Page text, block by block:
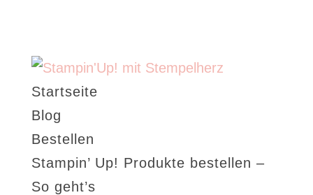
Startseite
Blog
Bestellen
Stampin’ Up! Produkte bestellen –
So geht’s